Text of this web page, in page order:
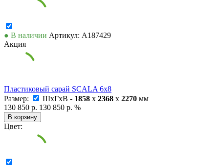
● В наличии Артикул: А187429
Акция
Пластиковый сарай SCALA 6x8
Размер:
ШxГxВ - 1858 x 2368 x 2270 мм
130 850 р. 130 850 р. %
В корзину
Цвет: